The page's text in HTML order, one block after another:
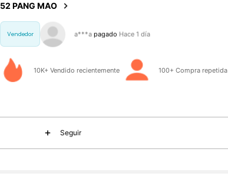
52 PANG MAO
Vendedor p***7 seguido haceHace 1 día
10K+ Vendido recientemente 100+ Compra repetida
Seguir